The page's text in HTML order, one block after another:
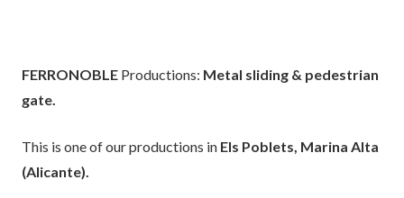
FERRONOBLE Productions: Metal sliding & pedestrian
gate.
This is one of our productions in Els Poblets, Marina Alta
(Alicante).